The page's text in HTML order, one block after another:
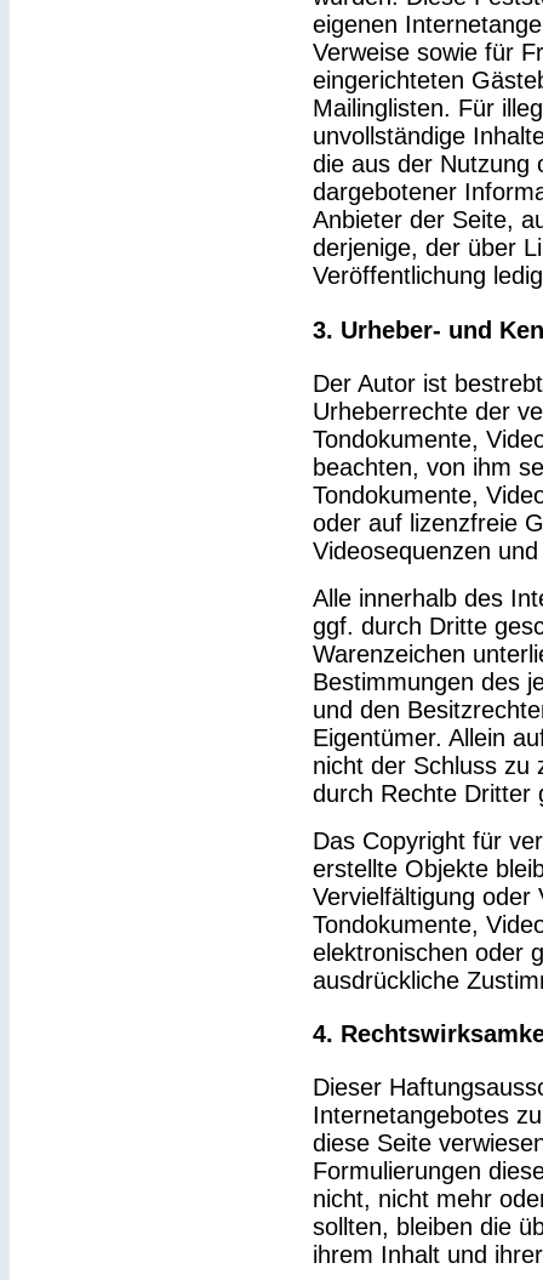
eigenen
Verweise sowie für
eingerichteten
Mailinglisten. Für
unvollständige
die aus der Nutzung
dargebotener
Anbieter der Seite,
derjenige, der über
Veröffentlichung
3. Urheber- und
Der Autor ist
Urheberrechte der
Tondokumente,
beachten, von ihm
Tondokumente,
oder auf lizenzfreie
Videosequenzen
Alle innerhalb des
ggf. durch Dritte
Warenzeichen
Bestimmungen des
und den
Eigentümer. Allein
nicht der Schluss zu
durch Rechte Dritter
Das Copyright für
erstellte Objekte
Vervielfältigung oder
Tondokumente,
elektronischen oder
ausdrückliche
4.
Dieser
Internetangebotes
diese Seite
Formulierungen
nicht, nicht mehr
sollten, bleiben die
ihrem Inhalt und